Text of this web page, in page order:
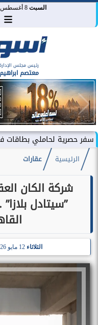
السبت 8 أغسطس 2026
رئيس مجلس
معتصم ابراهيم
بطاقات فيزا الائتمانية
الرئيسية عقارات
شركة الكان
”سيتادل
الثلاثاء 12 مايو 2026